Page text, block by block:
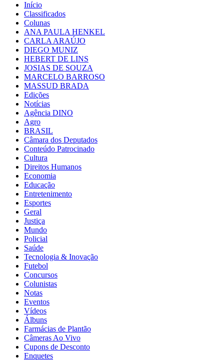
Início
Classificados
Colunas
ANA PAULA HENKEL
CARLA ARAÚJO
DIEGO MUNIZ
HEBERT DE LINS
JOSIAS DE SOUZA
MARCELO BARROSO
MASSUD BRADA
Edições
Notícias
Agência DINO
Agro
BRASIL
Câmara dos Deputados
Conteúdo Patrocinado
Cultura
Direitos Humanos
Economia
Educação
Entretenimento
Esportes
Geral
Justiça
Mundo
Policial
Saúde
Tecnologia & Inovação
Futebol
Concursos
Colunistas
Notas
Eventos
Vídeos
Álbuns
Farmácias de Plantão
Câmeras Ao Vivo
Cupons de Desconto
Enquetes